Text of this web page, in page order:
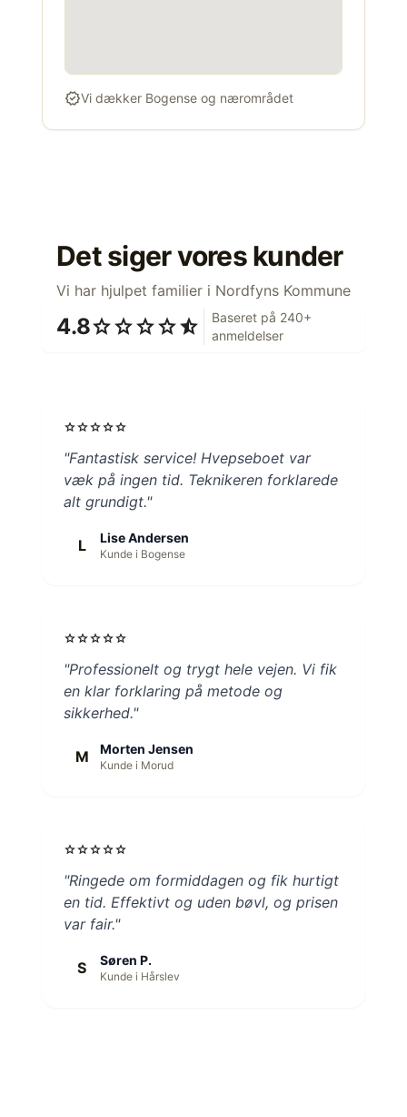
verifiedVi dækker Bogense og nærområdet
Det siger vores kunder
Vi har hjulpet familier i Nordfyns Kommune
4.8starstarstarstarstar_half
Baseret på 240+
anmeldelser
starstarstarstarstar
"Fantastisk service! Hvepseboet var
væk på ingen tid. Teknikeren forklarede
alt grundigt."
L Lise Andersen
Kunde i Bogense
starstarstarstarstar
"Professionelt og trygt hele vejen. Vi fik
en klar forklaring på metode og
sikkerhed."
M Morten Jensen
Kunde i Morud
starstarstarstarstar
"Ringede om formiddagen og fik hurtigt
en tid. Effektivt og uden bøvl, og prisen
var fair."
S Søren P.
Kunde i Hårslev